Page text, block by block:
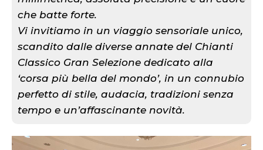
che batte forte.
Vi invitiamo in un viaggio sensoriale unico,
scandito dalle diverse annate del Chianti
Classico Gran Selezione dedicato alla
‘corsa più bella del mondo’, in un connubio
perfetto di stile, audacia, tradizioni senza
tempo e un’affascinante novità.